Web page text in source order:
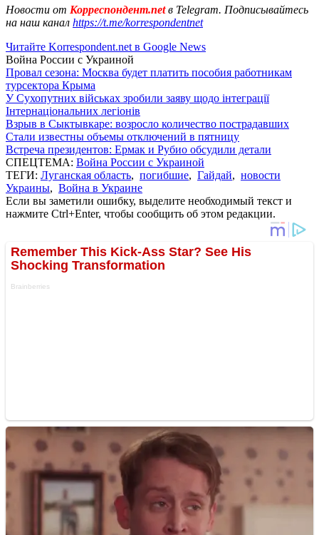
Новости от Корреспондент.netв Telegram. Подписывайтесь
на наш канал https://t.me/korrespondentnet
Читайте Korrespondent.net в Google News
Война России с Украиной
Провал сезона: Москва будет платить пособия работникам
турсектора Крыма
У Сухопутних військах зробили заяву щодо інтеграції
Інтернаціональних легіонів
Взрыв в Сыктывкаре: возросло количество пострадавших
Стали известны объемы отключений в пятницу
Встреча президентов: Ермак и Рубио обсудили детали
СПЕЦТЕМА: Война России с Украиной
ТЕГИ: Луганская область, погибшие, Гайдай, новости
Украины, Война в Украине
Если вы заметили ошибку, выделите необходимый текст и
нажмите Ctrl+Enter, чтобы сообщить об этом редакции.